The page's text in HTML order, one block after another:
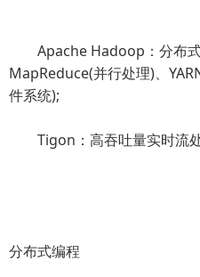
Apache Hadoop：分布式
MapReduce(并行处理)、
件系统);
Tigon：高吞吐量实时流处
分布式编程